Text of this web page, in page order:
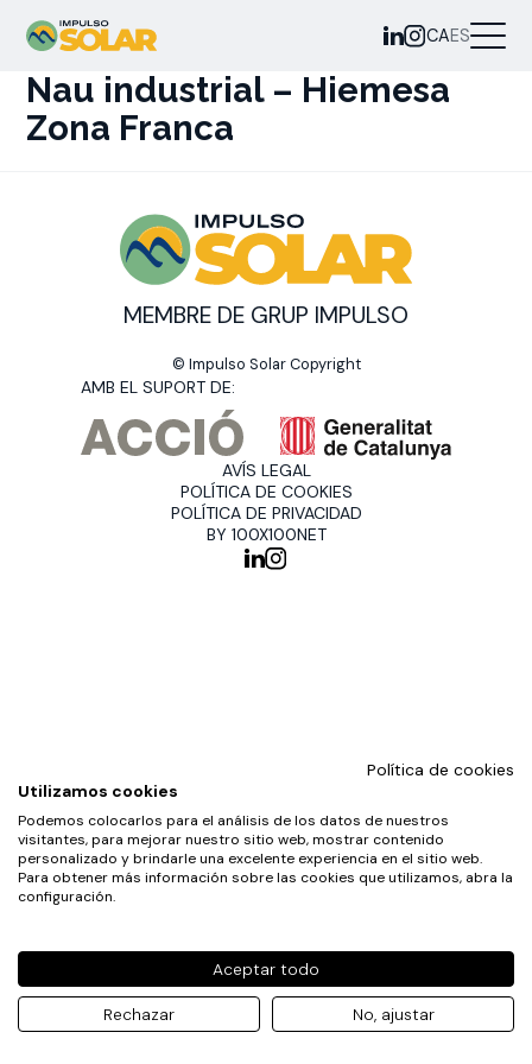
CAES
Nau industrial – Hiemesa
Zona Franca
MEMBRE DE GRUP IMPULSO
© Impulso Solar Copyright
AMB EL SUPORT DE:
AVÍS LEGAL
POLÍTICA DE COOKIES
POLÍTICA DE PRIVACIDAD
BY 100X100NET
Política de cookies
Utilizamos cookies
Podemos colocarlos para el análisis de los datos de nuestros
visitantes, para mejorar nuestro sitio web, mostrar contenido
personalizado y brindarle una excelente experiencia en el sitio web.
Para obtener más información sobre las cookies que utilizamos, abra la
configuración.
Aceptar todo
Rechazar No, ajustar